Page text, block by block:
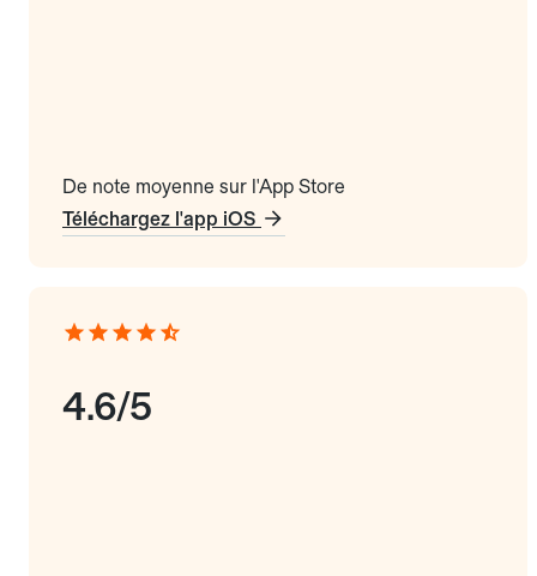
De note moyenne sur l'App Store
Téléchargez l'app iOS
4.6/5